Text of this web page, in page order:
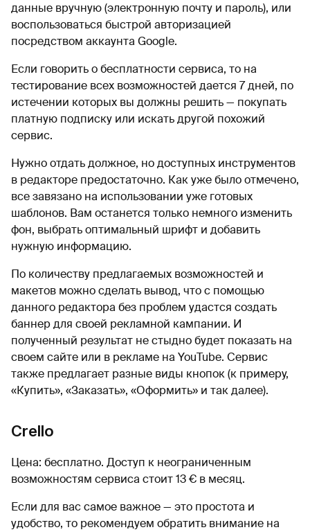
данные вручную (электронную почту и пароль), или
воспользоваться быстрой авторизацией
посредством аккаунта Google.
Если говорить о бесплатности сервиса, то на
тестирование всех возможностей дается 7 дней, по
истечении которых вы должны решить — покупать
платную подписку или искать другой похожий
сервис.
Нужно отдать должное, но доступных инструментов
в редакторе предостаточно. Как уже было отмечено,
все завязано на использовании уже готовых
шаблонов. Вам останется только немного изменить
фон, выбрать оптимальный шрифт и добавить
нужную информацию.
По количеству предлагаемых возможностей и
макетов можно сделать вывод, что с помощью
данного редактора без проблем удастся создать
баннер для своей рекламной кампании. И
полученный результат не стыдно будет показать на
своем сайте или в рекламе на YouTube. Сервис
также предлагает разные виды кнопок (к примеру,
«Купить», «Заказать», «Оформить» и так далее).
Crello
Цена: бесплатно. Доступ к неограниченным
возможностям сервиса стоит 13 € в месяц.
Если для вас самое важное — это простота и
удобство, то рекомендуем обратить внимание на